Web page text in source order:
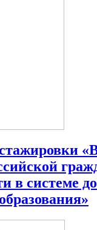
в системе
образования»